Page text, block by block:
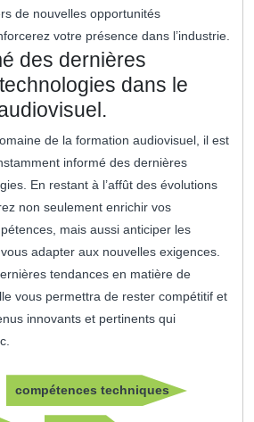
de nouvelles opportunités
votre présence dans l’industrie.
des dernières
dans le
de la formation audiovisuel, il est
informé des dernières
En restant à l’affût des évolutions
non seulement enrichir vos
mais aussi anticiper les
adapter aux nouvelles exigences.
tendances en matière de
vous permettra de rester compétitif et
innovants et pertinents qui
compétences techniques